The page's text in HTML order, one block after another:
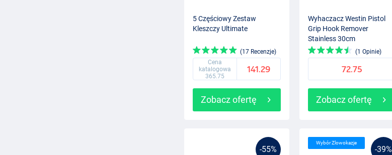
5 Częściowy Zestaw
Kleszczy Ultimate
(17 Recenzje)
Cena
katalogowa
365.75
141.29
Zobacz ofertę
Wyhaczacz Westin Pistol
Grip Hook Remover
Stainless 30cm
(1 Opinie)
72.75
Zobacz ofertę
-55% -39%
Wybór Zlowokazje